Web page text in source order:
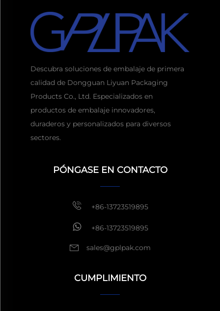
de 1 hora
Descubra soluciones de embalaje de primera
calidad de Dongguan Liyuan Packaging
Products Co., Ltd. Especializados en
productos de embalaje innovadores,
duraderos y personalizados para diversos
sectores.
PÓNGASE EN CONTACTO
+86-13723519895
+86-13723519895
sales@gplpak.com
CUMPLIMIENTO